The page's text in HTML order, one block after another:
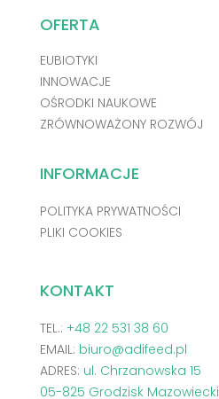
OFERTA
EUBIOTYKI
INNOWACJE
OŚRODKI NAUKOWE
ZRÓWNOWAŻONY ROZWÓJ
INFORMACJE
POLITYKA PRYWATNOŚCI
PLIKI COOKIES
KONTAKT
TEL.: +48 22 531 38 60
EMAIL: biuro@adifeed.pl
ADRES: ul. Chrzanowska 15
05-825 Grodzisk Mazowiecki